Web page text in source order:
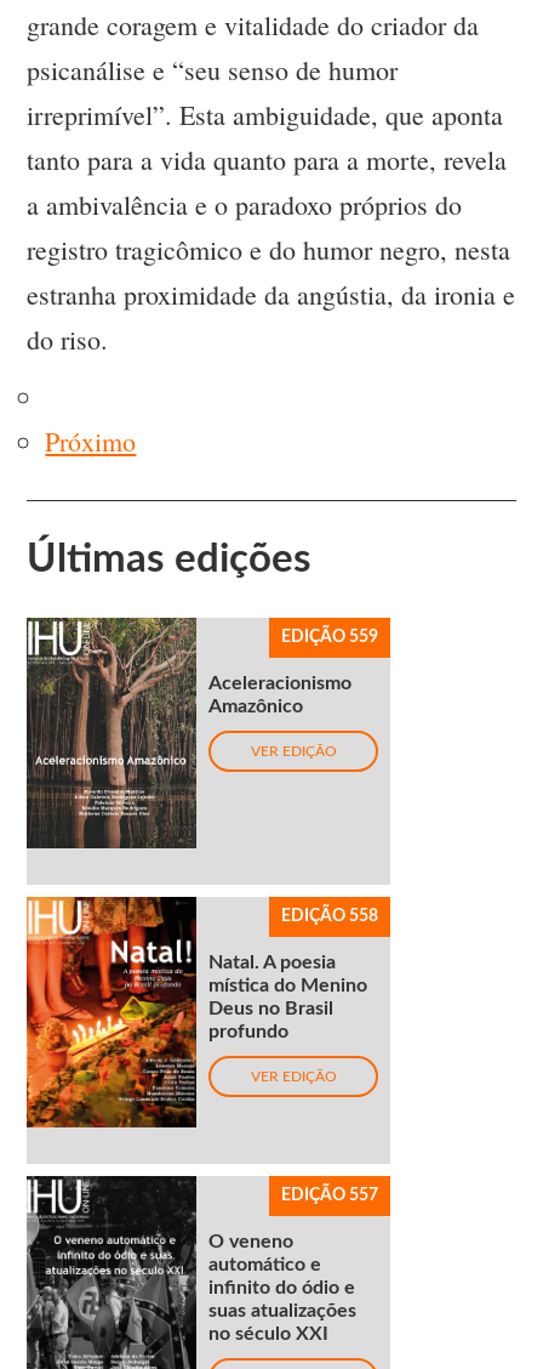
grande coragem e vitalidade do criador da
psicanálise e “seu senso de humor
irreprimível”. Esta ambiguidade, que aponta
tanto para a vida quanto para a morte, revela
a ambivalência e o paradoxo próprios do
registro tragicômico e do humor negro, nesta
estranha proximidade da angústia, da ironia e
do riso.
Próximo
Últimas edições
EDIÇÃO 559
Aceleracionismo
Amazônico
VER EDIÇÃO
EDIÇÃO 558
Natal. A poesia
mística do Menino
Deus no Brasil
profundo
VER EDIÇÃO
EDIÇÃO 557
O veneno
automático e
infinito do ódio e
suas atualizações
no século XXI